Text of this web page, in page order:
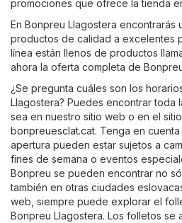
promociones que ofrece la tienda
En Bonpreu Llagostera encontrarás
productos de calidad a excelentes
línea están llenos de productos
ahora la oferta completa de
¿Se pregunta cuáles son los
Llagostera? Puedes encontrar toda
sea en nuestro sitio web o en el
bonpreuesclat.cat. Tenga en
apertura pueden estar sujetos a
fines de semana o eventos
Bonpreu se pueden encontrar no
también en otras ciudades
web, siempre puede explorar el
Bonpreu Llagostera. Los folletos se